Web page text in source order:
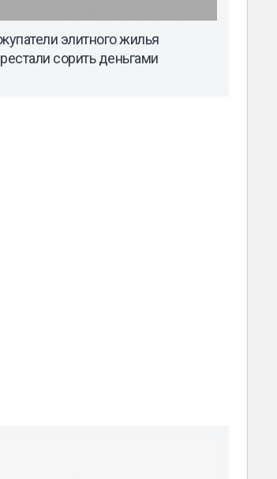
элитного жилья
сорить деньгами